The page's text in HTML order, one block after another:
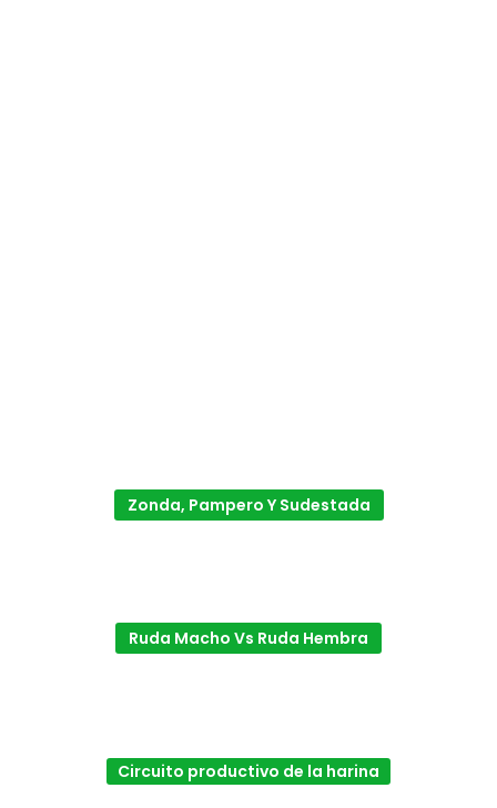
Zonda, Pampero Y Sudestada
Ruda Macho Vs Ruda Hembra
Circuito productivo de la harina